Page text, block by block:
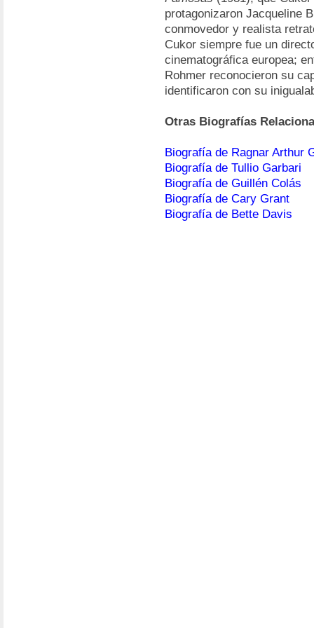
protagonizaron Jacqueline
conmovedor y realista
Cukor siempre fue un
cinematográfica europea;
Rohmer reconocieron su
identificaron con su
Otras Biografías
Biografía de Ragnar Arthur
Biografía de Tullio Garbari
Biografía de Guillén Colás
Biografía de Cary Grant
Biografía de Bette Davis